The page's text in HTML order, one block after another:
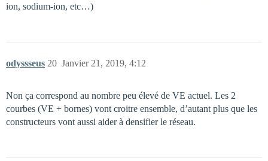
ion, sodium-ion, etc…)
odyssseus Janvier 21, 2019, 4:12
20
Non ça correspond au nombre peu élevé de VE actuel. Les 2
courbes (VE + bornes) vont croitre ensemble, d’autant plus que les
constructeurs vont aussi aider à densifier le réseau.